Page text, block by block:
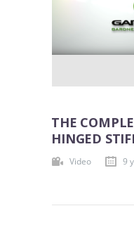
THE
HINGED
Video 9